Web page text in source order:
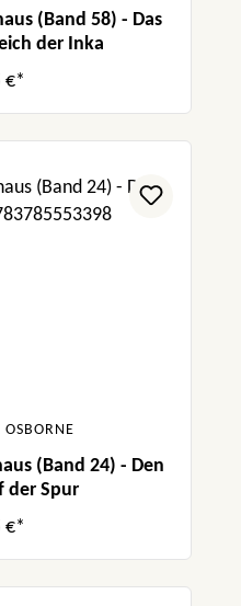
(Band 58) - Das
der Inka
€*
OSBORNE
(Band 24) - Den
der Spur
€*